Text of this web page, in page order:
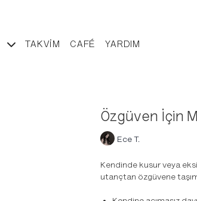
TAKVIM CAFÉ YARDIM
Özgüven İçin
Ece T.
Kendinde kusur veya
utançtan özgüvene